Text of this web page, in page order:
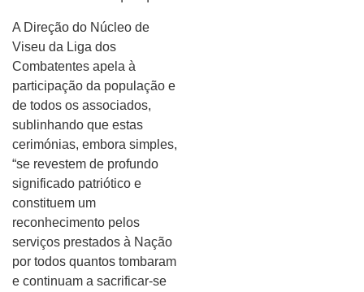
A Direção do Núcleo de
Viseu da Liga dos
Combatentes apela à
participação da população e
de todos os associados,
sublinhando que estas
cerimónias, embora simples,
“se revestem de profundo
significado patriótico e
constituem um
reconhecimento pelos
serviços prestados à Nação
por todos quantos tombaram
e continuam a sacrificar-se